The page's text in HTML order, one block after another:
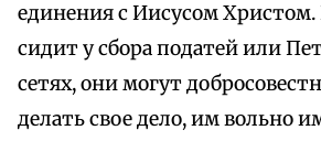
единения с Иисусом
сидит у сбора податей или
сетях, они могут
делать свое дело, им вольно